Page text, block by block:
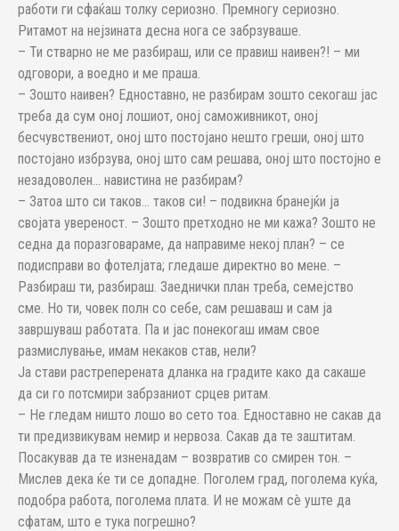
работи ги сфаќаш толку сериозно. Премногу сериозно.
Ритамот на нејзината десна нога се забрзуваше.
– Ти стварно не ме разбираш, или се правиш наивен?! – ми
одговори, а воедно и ме праша.
– Зошто наивен? Едноставно, не разбирам зошто секогаш јас
треба да сум оној лошиот, оној саможивникот, оној
бесчувствениот, оној што постојано нешто греши, оној што
постојано избрзува, оној што сам решава, оној што постојно е
незадоволен… навистина не разбирам?
– Затоа што си таков… таков си! – подвикна бранејќи ја
својата увереност. – Зошто претходно не ми кажа? Зошто не
седна да поразговараме, да направиме некој план? – се
подисправи во фотелјата; гледаше директно во мене. –
Разбираш ти, разбираш. Заеднички план треба, семејство
сме. Но ти, човек полн со себе, сам решаваш и сам ја
завршуваш работата. Па и јас понекогаш имам свое
размислување, имам некаков став, нели?
Ја стави растреперената дланка на градите како да сакаше
да си го потсмири забрзаниот срцев ритам.
– Не гледам ништо лошо во сето тоа. Едноставно не сакав да
ти предизвикувам немир и нервоза. Сакав да те заштитам.
Посакував да те изненадам – возвратив со смирен тон. –
Мислев дека ќе ти се допадне. Поголем град, поголема куќа,
подобра работа, поголема плата. И не можам сè уште да
сфатам, што е тука погрешно?